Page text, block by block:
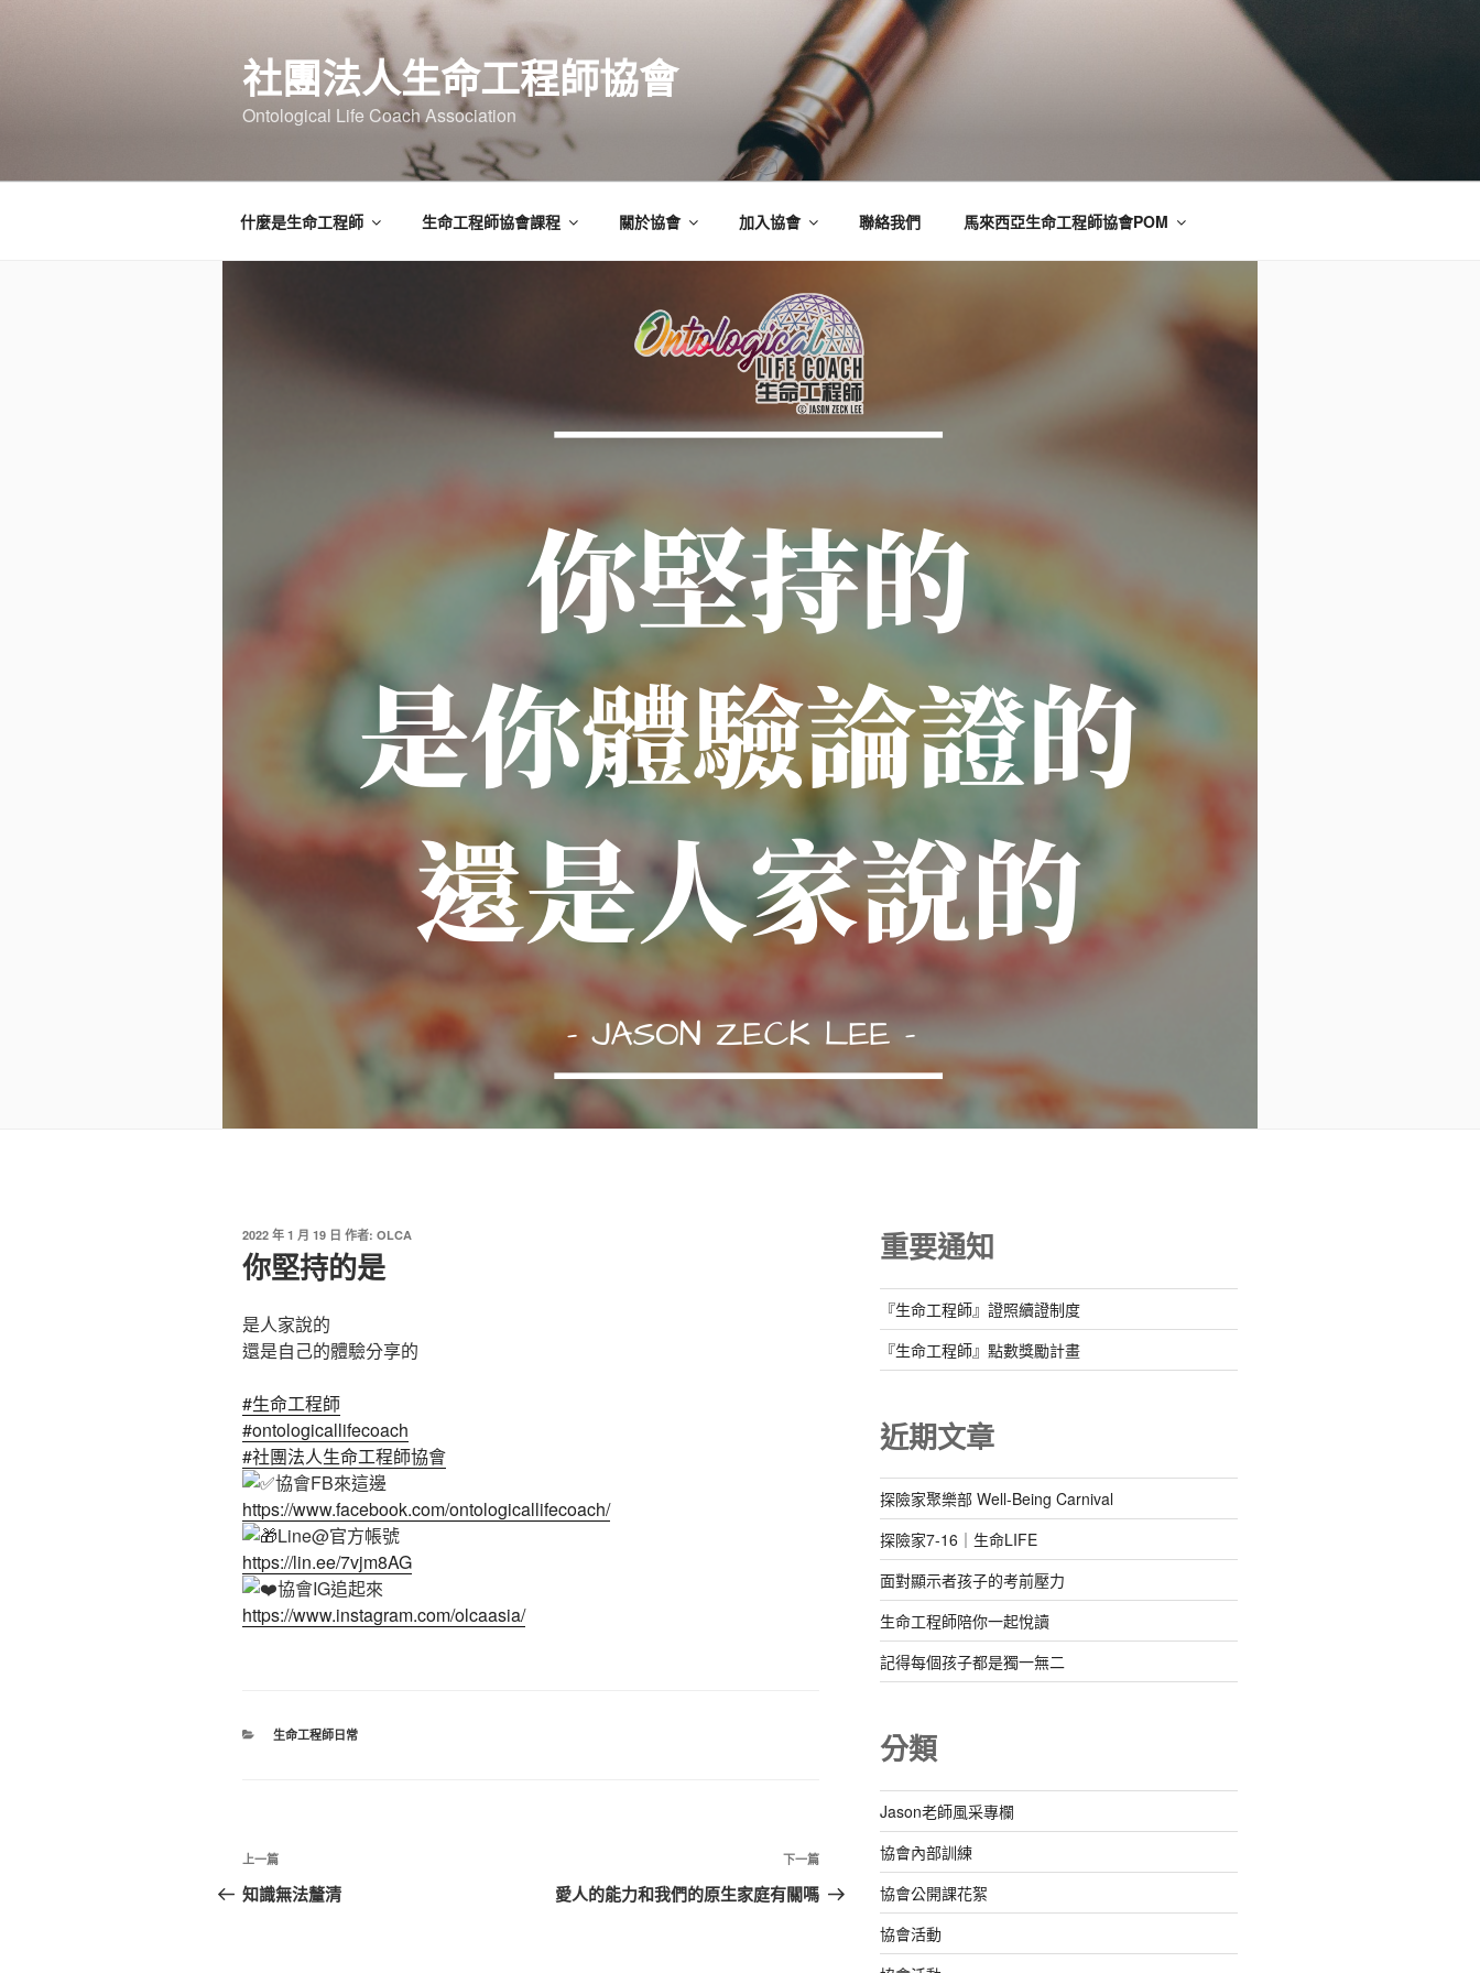
社團法人生命工程師協會
Ontological Life Coach Association
什麼是生命工程師 生命工程師協會課程 關於協會 加入協會 聯絡我們 馬來西亞生命工程師協會POM
發
佈
於
2022 年 1 月 19 日 作者: OLCA
你堅持的是
是人家說的
還是自己的體驗分享的
#生命工程師
#ontologicallifecoach
#社團法人生命工程師協會
協會FB來這邊
https://www.facebook.com/ontologicallifecoach/
Line@官方帳號
https://lin.ee/7vjm8AG
協會IG追起來
https://www.instagram.com/olcaasia/
分
生命工程師日常
文
章
上
一
上一篇
知識無法釐清
下
一
下一篇
愛人的能力和我們的原生家庭有關嗎
重要通知
『生命工程師』證照續證制度
『生命工程師』點數獎勵計畫
近期文章
探險家聚樂部 Well-Being Carnival
探險家7-16｜生命LIFE
面對顯示者孩子的考前壓力
生命工程師陪你一起悅讀
記得每個孩子都是獨一無二
分類
Jason老師風采專欄
協會內部訓練
協會公開課花絮
協會活動